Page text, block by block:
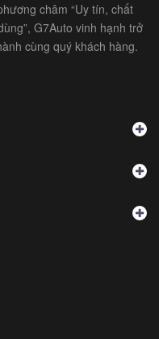
châm “Uy tín, chất
G7Auto vinh hạnh trở
cùng quý khách hàng.